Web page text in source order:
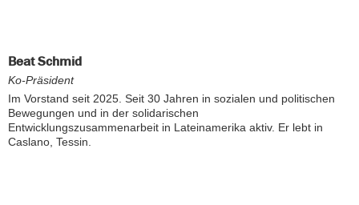
Beat Schmid
Ko-Präsident
Im Vorstand seit 2025. Seit 30 Jahren in sozialen und politischen
Bewegungen und in der solidarischen
Entwicklungszusammenarbeit in Lateinamerika aktiv. Er lebt in
Caslano, Tessin.